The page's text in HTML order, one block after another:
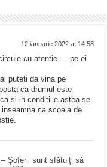
12 ianuarie 2022 at 14:58
cu atentie … pe ei
puteti da vina pe
ca drumul este
si in conditiile astea se
ca scoala de
Șoferii sunt sfătuiți să